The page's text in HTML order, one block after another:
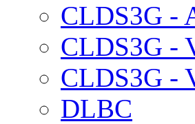
CLDS3G -
CLDS3G -
CLDS3G -
DLBC